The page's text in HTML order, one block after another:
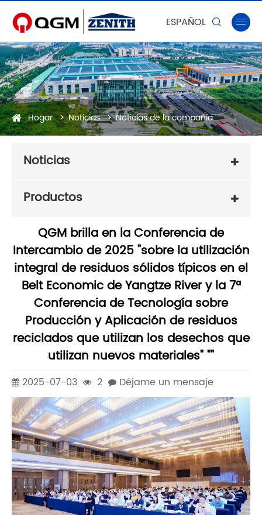
ESPAÑOL  
Hogar Noticias Noticias de la compañía
Noticias
Productos
QGM brilla en la Conferencia de
Intercambio de 2025 "sobre la utilización
integral de residuos sólidos típicos en el
Belt Economic de Yangtze River y la 7ª
Conferencia de Tecnología sobre
Producción y Aplicación de residuos
reciclados que utilizan los desechos que
utilizan nuevos materiales" ""
2025-07-03 2 Déjame un mensaje